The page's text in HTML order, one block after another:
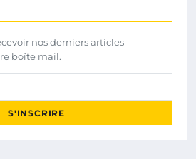
nos derniers articles
boîte mail.
S'INSCRIRE